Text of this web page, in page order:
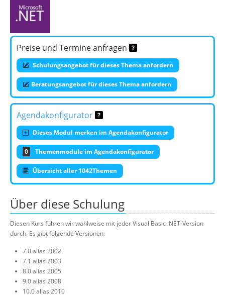
Preise und Termine anfragen
Schulungsangebot für dieses Thema anfordern
Beratungsangebot für dieses Thema anfordern
Agendakonfigurator
Dieses Modul merken im Agendakonfigurator
0 Themenmodule im Agendakonfigurator
Übersicht aller 1042Themen
Über diese Schulung
Diesen Kurs führen wir wahlweise mit jeder Visual Basic .NET-Version
durch. Es gibt folgende Versionen:
7.0 alias 2002
7.1 alias 2003
8.0 alias 2005
9.0 alias 2008
10.0 alias 2010